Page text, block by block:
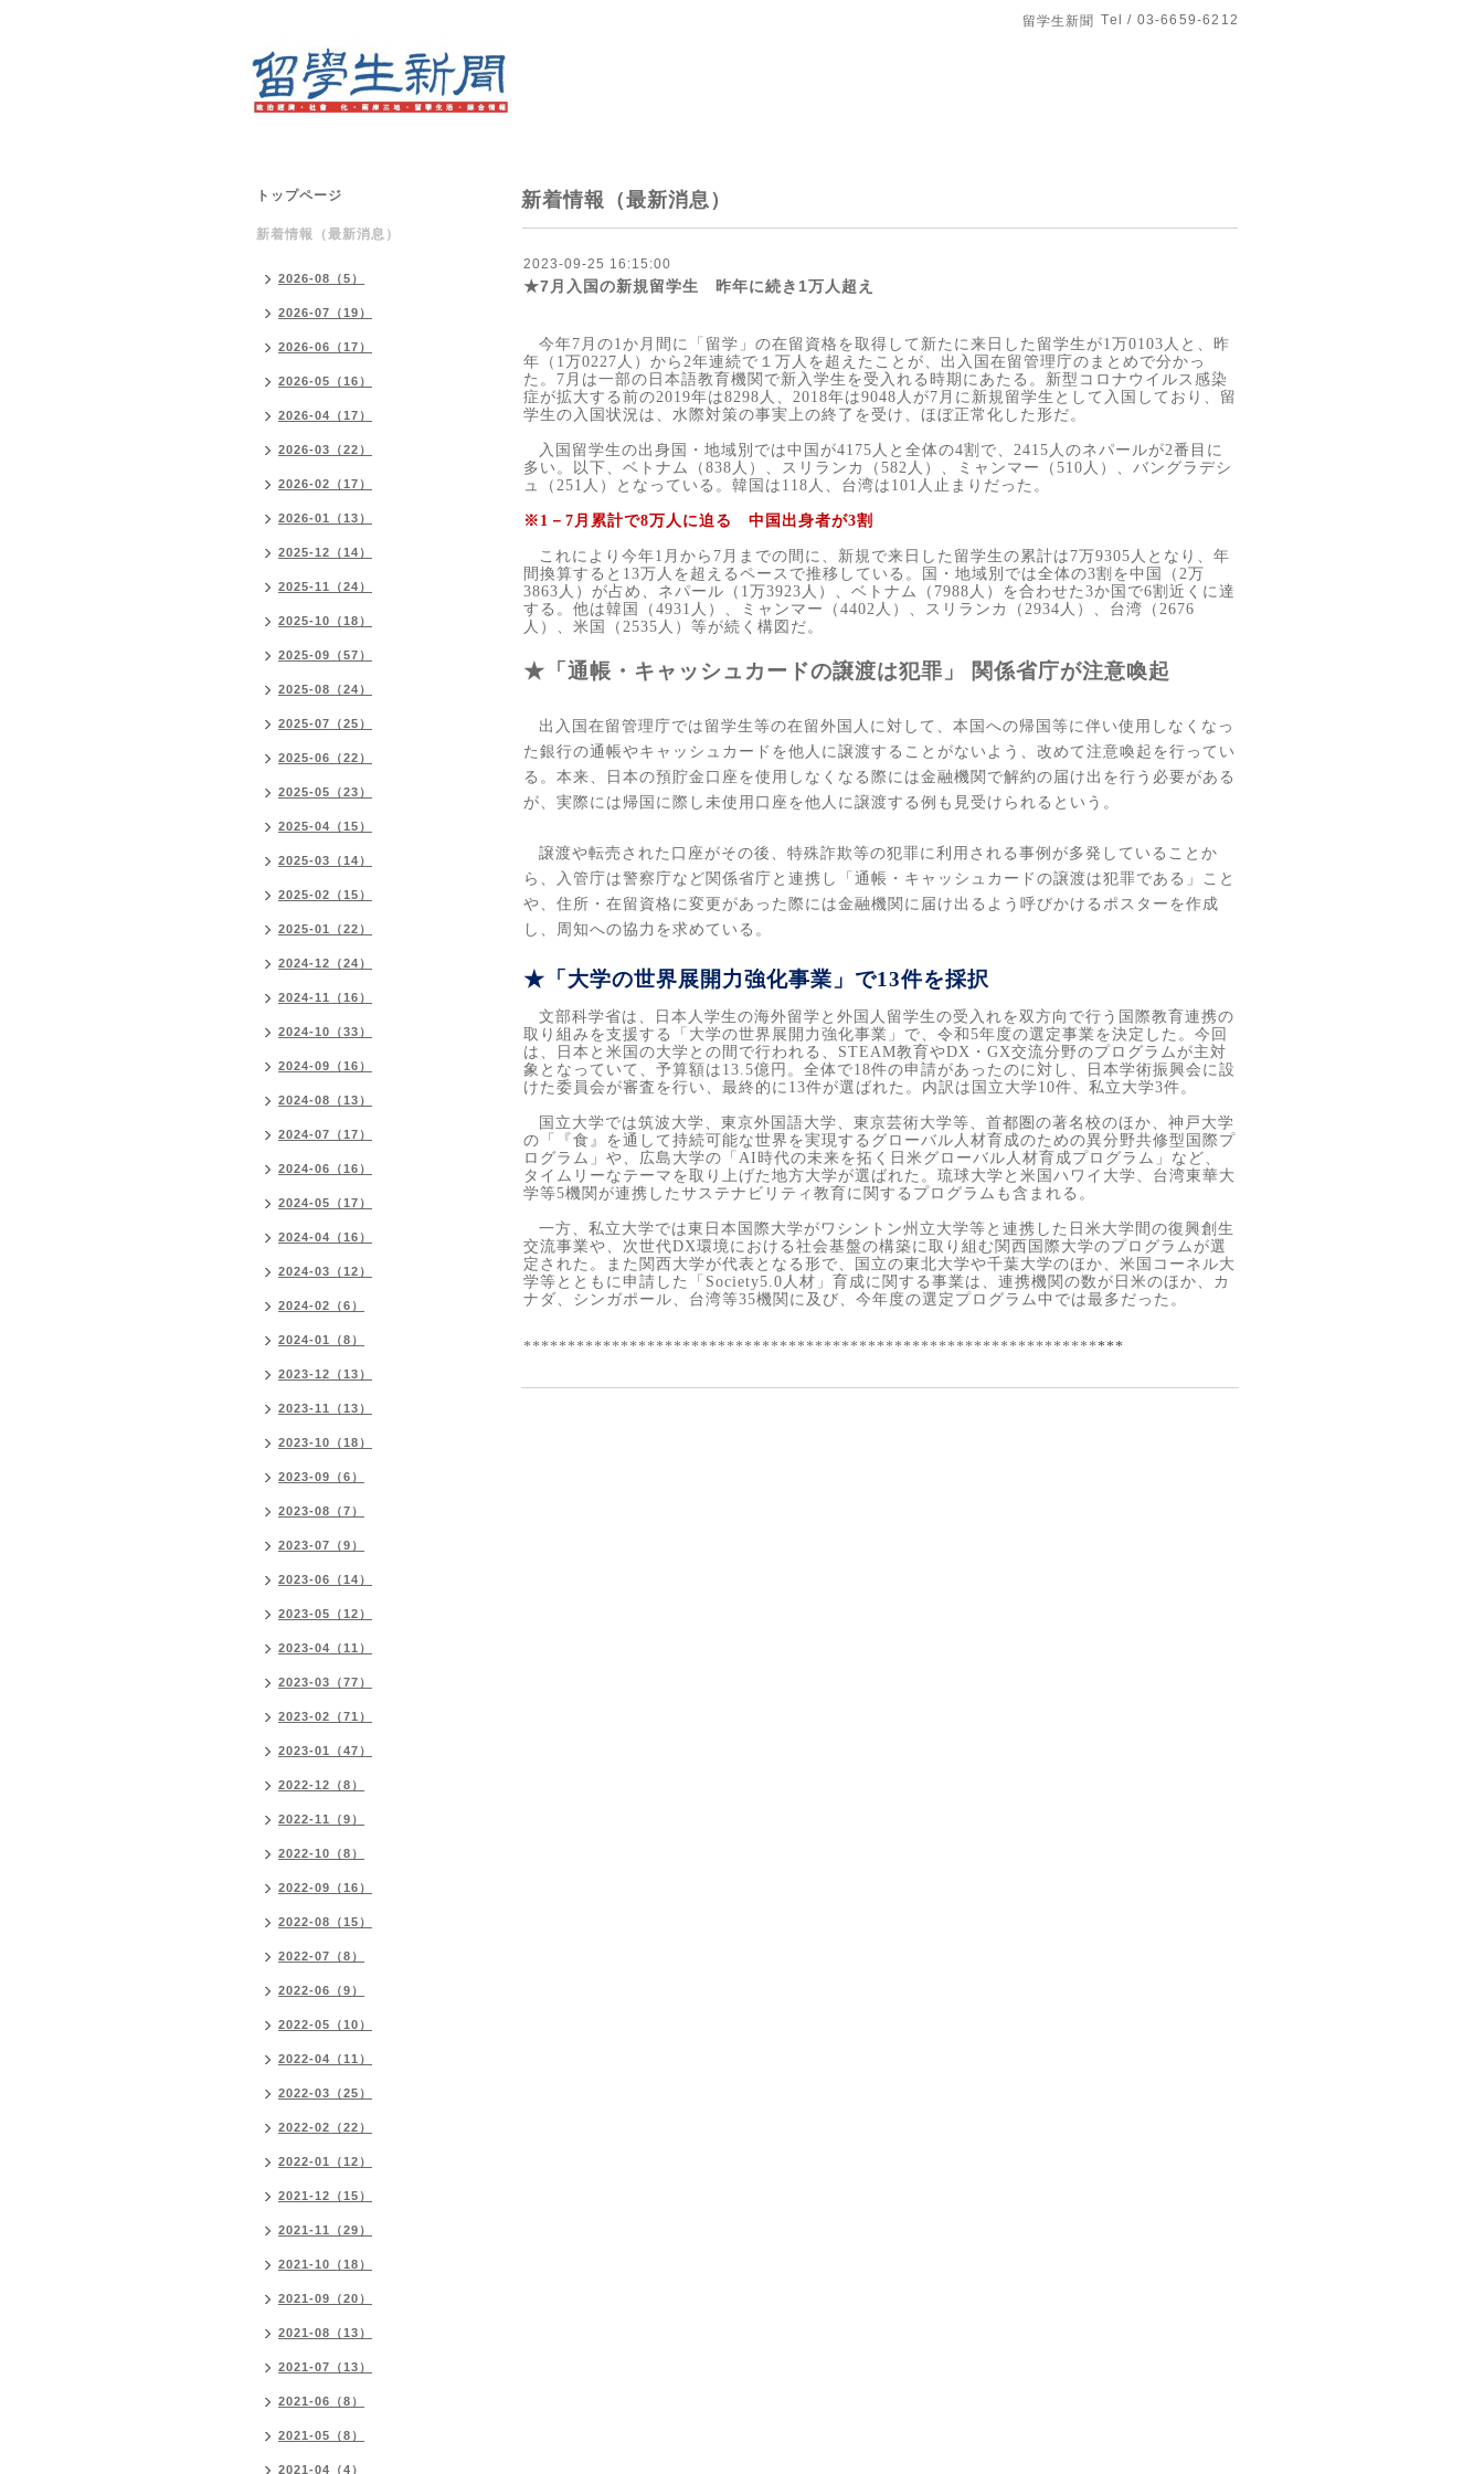
留学生新聞 Tel / 03-6659-6212
新着情報（最新消息）
2023-09-25 16:15:00
★7月入国の新規留学生 昨年に続き1万人超え
今年7 月の1か月間に「留学」の在留資格を取得して新たに来日した留学生が1万0103 人と、昨
年（ 1万0227 人）から 2年連続で１万人を超えたことが、出入国在留管理庁のまとめで分かっ
た。 7 月は一部の日本語教育機関で新入学生を受入れる時期にあたる。新型コロナウイルス感染
症が拡大する前の2019年は8298 人、 2018年は9048 人が7 月に新規留学生として入国しており、留
学生の入国状況は、水際対策の事実上の終了を受け、ほぼ正常化した形だ。
入国留学生の出身国・地域別では中国が4175 人と全体の4割で、 2415 人のネパールが2番目に
多い。以下、ベトナム（ 838 人）、スリランカ（ 582 人）、ミャンマー（ 510 人）、バングラデシ
ュ（ 251 人）となっている。韓国は 118 人、台湾は 101 人止まりだった。
※ 1 － 7 月累計で8万人に迫る 中国出身者が3割
これにより今年1 月から 7 月までの間に、新規で来日した留学生の累計は 7万9305 人となり、年
間換算すると 13万人を超えるペースで推移している。国・地域別では全体の3割を中国（ 2万
3863 人）が占め、ネパール（ 1万3923 人）、ベトナム（ 7988 人）を合わせた 3か国で6割近くに達
する。他は韓国（ 4931 人）、ミャンマー（ 4402 人）、スリランカ（ 2934 人）、台湾（ 2676
人）、米国（ 2535 人）等が続く構図だ。
★「通帳・キャッシュカードの譲渡は犯罪」 関係省庁が注意喚起
出入国在留管理庁では留学生等の在留外国人に対して、本国への帰国等に伴い使用しなくなっ
た銀行の通帳やキャッシュカードを他人に譲渡することがないよう、改めて注意喚起を行ってい
る。本来、日本の預貯金口座を使用しなくなる際には金融機関で解約の届け出を行う必要がある
が、実際には帰国に際し未使用口座を他人に譲渡する例も見受けられるという。
譲渡や転売された口座がその後、特殊詐欺等の犯罪に利用される事例が多発していることか
ら、入管庁は警察庁など関係省庁と連携し「通帳・キャッシュカードの譲渡は犯罪である」こと
や、住所・在留資格に変更があった際には金融機関に届け出るよう呼びかけるポスターを作成
し、周知への協力を求めている。
★「大学の世界展開力強化事業」で13件を採択
文部科学省は、日本人学生の海外留学と外国人留学生の受入れを双方向で行う国際教育連携の
取り組みを支援する「大学の世界展開力強化事業」で、令和 5年度の選定事業を決定した。今回
は、日本と米国の大学との間で行われる、 STEAM教育やDX ・ GX交流分野のプログラムが主対
象となっていて、予算額は 13.5億円。全体で18件の申請があったのに対し、日本学術振興会に設
けた委員会が審査を行い、最終的に 13件が選ばれた。内訳は国立大学10件、私立大学3件。
国立大学では筑波大学、東京外国語大学、東京芸術大学等、首都圏の著名校のほか、神戸大学
の「『食』を通して持続可能な世界を実現するグローバル人材育成のための異分野共修型国際プ
ログラム」や、広島大学の「 AI 時代の未来を拓く日米グローバル人材育成プログラム」など、
タイムリーなテーマを取り上げた地方大学が選ばれた。琉球大学と米国ハワイ大学、台湾東華大
学等5機関が連携したサステナビリティ教育に関するプログラムも含まれる。
一方、私立大学では東日本国際大学がワシントン州立大学等と連携した日米大学間の復興創生
交流事業や、次世代DX環境における社会基盤の構築に取り組む関西国際大学のプログラムが選
定された。また関西大学が代表となる形で、国立の東北大学や千葉大学のほか、米国コーネル大
学等とともに申請した「 Society5.0 人材」育成に関する事業は、連携機関の数が日米のほか、カ
ナダ、シンガポール、台湾等35機関に及び、今年度の選定プログラム中では最多だった。
***************************************************************** ***
トップページ
新着情報（最新消息）
2026-08（5）
2026-07（19）
2026-06（17）
2026-05（16）
2026-04（17）
2026-03（22）
2026-02（17）
2026-01（13）
2025-12（14）
2025-11（24）
2025-10（18）
2025-09（57）
2025-08（24）
2025-07（25）
2025-06（22）
2025-05（23）
2025-04（15）
2025-03（14）
2025-02（15）
2025-01（22）
2024-12（24）
2024-11（16）
2024-10（33）
2024-09（16）
2024-08（13）
2024-07（17）
2024-06（16）
2024-05（17）
2024-04（16）
2024-03（12）
2024-02（6）
2024-01（8）
2023-12（13）
2023-11（13）
2023-10（18）
2023-09（6）
2023-08（7）
2023-07（9）
2023-06（14）
2023-05（12）
2023-04（11）
2023-03（77）
2023-02（71）
2023-01（47）
2022-12（8）
2022-11（9）
2022-10（8）
2022-09（16）
2022-08（15）
2022-07（8）
2022-06（9）
2022-05（10）
2022-04（11）
2022-03（25）
2022-02（22）
2022-01（12）
2021-12（15）
2021-11（29）
2021-10（18）
2021-09（20）
2021-08（13）
2021-07（13）
2021-06（8）
2021-05（8）
2021-04（4）